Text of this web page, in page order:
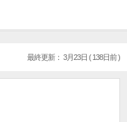
最終更新： 3月23日 ( 138日前 )